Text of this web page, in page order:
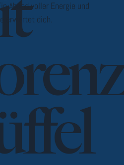
Abend voller Energie und
erwartet dich.